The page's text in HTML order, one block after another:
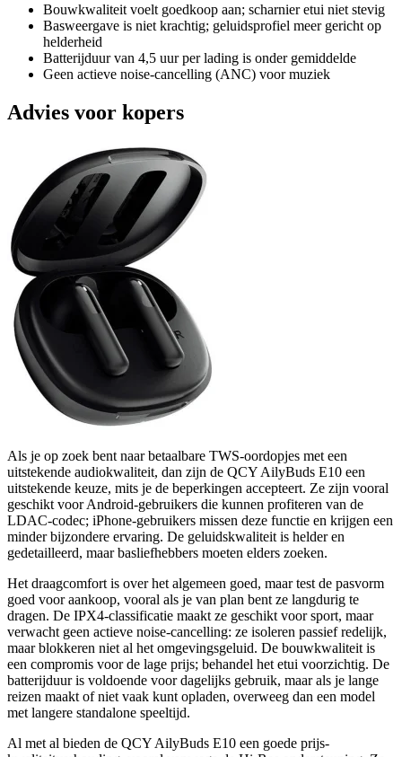
Bouwkwaliteit voelt goedkoop aan; scharnier etui niet stevig
Basweergave is niet krachtig; geluidsprofiel meer gericht op
helderheid
Batterijduur van 4,5 uur per lading is onder gemiddelde
Geen actieve noise-cancelling (ANC) voor muziek
Advies voor kopers
Als je op zoek bent naar betaalbare TWS-oordopjes met een
uitstekende audiokwaliteit, dan zijn de QCY AilyBuds E10 een
uitstekende keuze, mits je de beperkingen accepteert. Ze zijn vooral
geschikt voor Android-gebruikers die kunnen profiteren van de
LDAC-codec; iPhone-gebruikers missen deze functie en krijgen een
minder bijzondere ervaring. De geluidskwaliteit is helder en
gedetailleerd, maar basliefhebbers moeten elders zoeken.
Het draagcomfort is over het algemeen goed, maar test de pasvorm
goed voor aankoop, vooral als je van plan bent ze langdurig te
dragen. De IPX4-classificatie maakt ze geschikt voor sport, maar
verwacht geen actieve noise-cancelling: ze isoleren passief redelijk,
maar blokkeren niet al het omgevingsgeluid. De bouwkwaliteit is
een compromis voor de lage prijs; behandel het etui voorzichtig. De
batterijduur is voldoende voor dagelijks gebruik, maar als je lange
reizen maakt of niet vaak kunt opladen, overweeg dan een model
met langere standalone speeltijd.
Al met al bieden de QCY AilyBuds E10 een goede prijs-